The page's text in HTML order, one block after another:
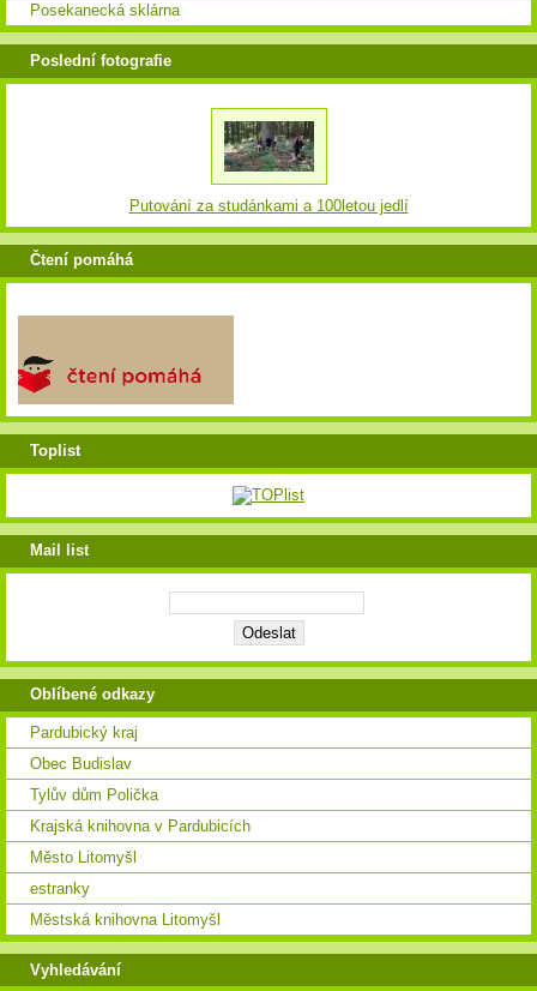
Posekanecká sklárna
Poslední fotografie
Putování za studánkami a 100letou jedlí
Čtení pomáhá
Toplist
Mail list
Oblíbené odkazy
Pardubický kraj
Obec Budislav
Tylův dům Polička
Krajská knihovna v Pardubicích
Město Litomyšl
estranky
Městská knihovna Litomyšl
Vyhledávání